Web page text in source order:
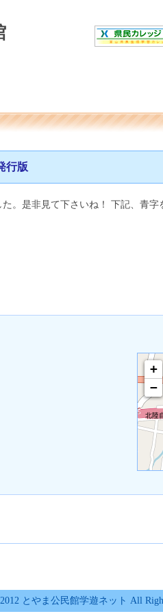
行版
。是非見て下さいね！ 下記、青字
+
−
とやま公民館学遊ネット All